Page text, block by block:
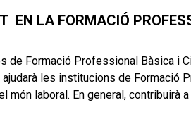
EN LA FORMACIÓ
Formació Professional Bàsica i
les institucions de Formació
laboral. En general, contribuirà